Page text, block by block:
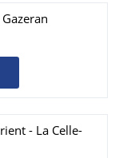
- La Celle-